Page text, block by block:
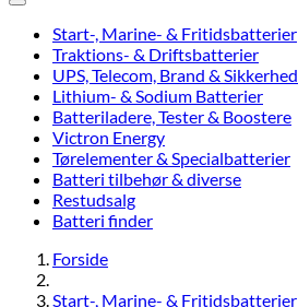
Start-, Marine- & Fritidsbatterier
Traktions- & Driftsbatterier
UPS, Telecom, Brand & Sikkerhed
Lithium- & Sodium Batterier
Batteriladere, Tester & Boostere
Victron Energy
Tørelementer & Specialbatterier
Batteri tilbehør & diverse
Restudsalg
Batteri finder
Forside
Start-, Marine- & Fritidsbatterier